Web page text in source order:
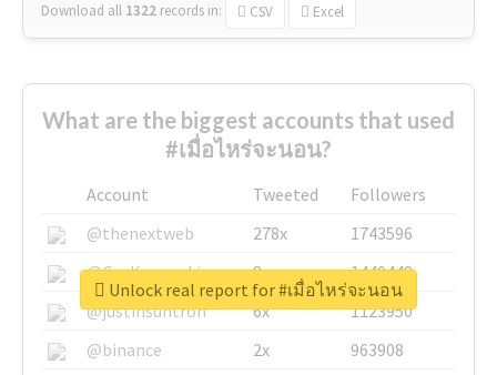
Download all 1322 records in: CSV Excel
What are the biggest accounts that used
#เมื่อไหร่จะนอน?
Account Tweeted
Followers
@thenextweb
278x
1743596
@GuyKawasaki
8x
1440448
@justinsuntron
6x
1123950
@binance
2x
963908
Unlock real report for #เมื่อไหร่จะนอน